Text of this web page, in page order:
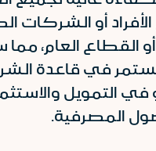
أو الشركات
القطاع العام، مما
في قاعدة
التمويل
المصرفية.